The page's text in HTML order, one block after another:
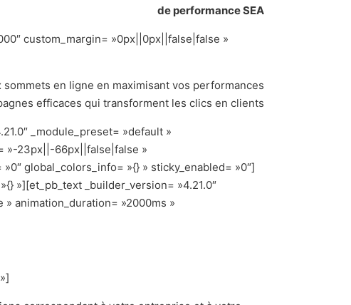
de performance SEA
custom_margin= »0px||0px||false|false »
en ligne en maximisant vos performances
efficaces qui transforment les clics en clients
_module_preset= »default »
»-23px||-66px||false|false »
global_colors_info= »{} » sticky_enabled= »0″]
»][et_pb_text _builder_version= »4.21.0″
» animation_duration= »2000ms »